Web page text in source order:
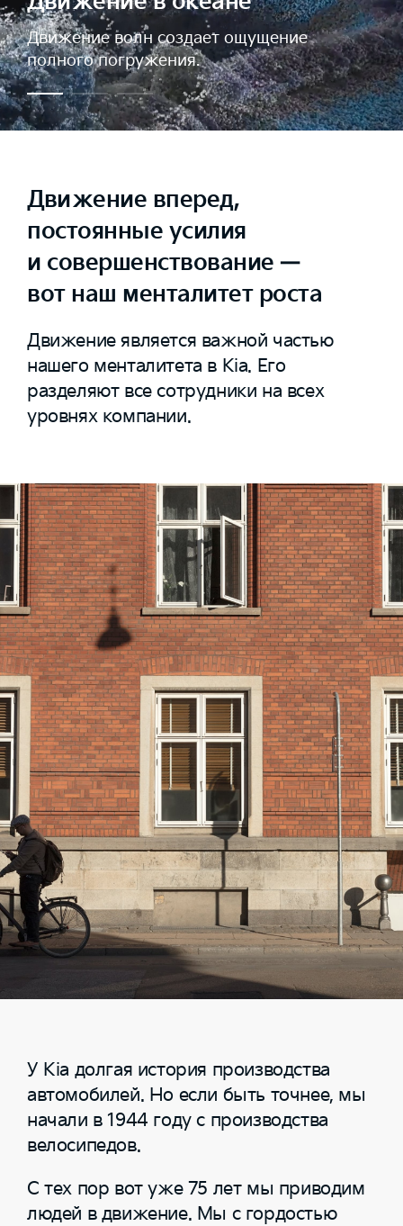
Движение волн создает ощущение
полного погружения.
Движение вперед,
постоянные усилия
и совершенствование —
вот наш менталитет роста
Движение является важной частью
нашего менталитета в Kia. Его
разделяют все сотрудники на всех
уровнях компании.
У Kia долгая история производства
автомобилей. Но если быть точнее, мы
начали в 1944 году с производства
велосипедов.
С тех пор вот уже 75 лет мы приводим
людей в движение. Мы с гордостью